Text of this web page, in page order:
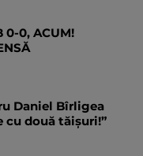
0-0, ACUM!
Daniel Bîrligea
cu două tăișuri!”